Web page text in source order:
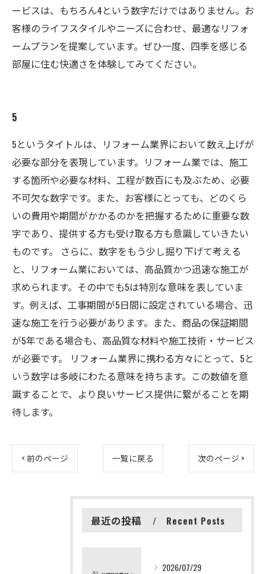
ービスは、もちろん4という数字だけではありません。お
客様のライフスタイルやニーズに合わせ、最適なリフォ
ームプランを提案しています。ぜひ一度、四季を感じる
部屋に住む快適さを体験してみてください。
5
5というタイトルは、リフォーム業界において数え上げが
必要な部分を表現しています。リフォーム業では、施工
する箇所や必要な材料、工程が数百にも及ぶため、必要
不可欠な数字です。また、お客様にとっても、どのくら
いの費用や期間がかかるのかを把握するために重要な数
字であり、提供する方も受け取る方も意識していきたい
ものです。 さらに、数字をもう少し掘り下げて考える
と、リフォーム業においては、高品質かつ迅速な施工が
求められます。その中でも5は特別な意味を表していま
す。例えば、工事期間が5日間に設定されている場合、迅
速な施工を行う必要があります。また、商品の保証期間
が5年である場合も、高品質な材料や施工技術・サービス
が必要です。 リフォーム業界に携わる方々にとって、5と
いう数字は多岐にわたる意味を持ちます。この数値を意
識することで、より良いサービス提供に繋がることを期
待します。
< 前のページ 一覧に戻る 次のページ >
最近の投稿 Recent Posts
2026/07/29